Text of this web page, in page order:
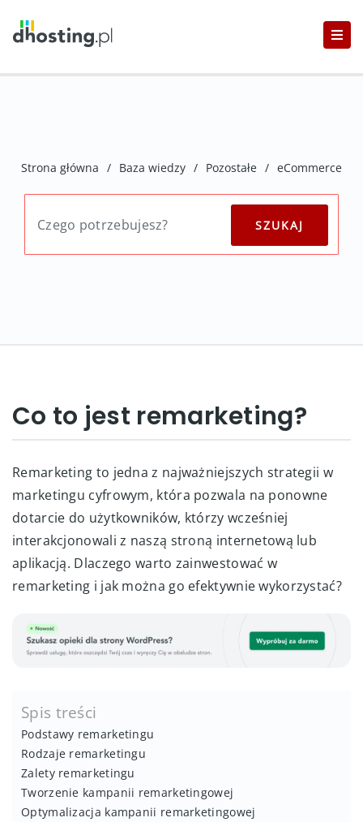
Strona główna / Baza wiedzy / Pozostałe / eCommerce
Co to jest remarketing?
Remarketing to jedna z najważniejszych strategii w
marketingu cyfrowym, która pozwala na ponowne
dotarcie do użytkowników, którzy wcześniej
interakcjonowali z naszą stroną internetową lub
aplikacją. Dlaczego warto zainwestować w
remarketing i jak można go efektywnie wykorzystać?
Spis treści
Podstawy remarketingu
Rodzaje remarketingu
Zalety remarketingu
Tworzenie kampanii remarketingowej
Optymalizacja kampanii remarketingowej